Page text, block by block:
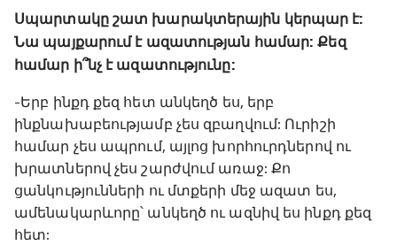
Սպարտակը շատ խարակտերային կերպար է:
Նա պայքարում է ազատության համար: Քեզ
համար ի՞նչ է ազատությունը:
-Երբ ինքդ քեզ հետ անկեղծ ես, երբ
ինքնախաբեությամբ չես զբաղվում: Ուրիշի
համար չես ապրում, այլոց խորհուրդներով ու
խրատներով չես շարժվում առաջ: Քո
ցանկությունների ու մտքերի մեջ ազատ ես,
ամենակարևորը՝ անկեղծ ու ազնիվ ես ինքդ քեզ
հետ: